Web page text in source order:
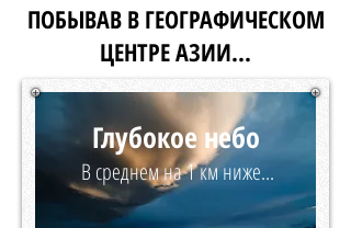
ПОБЫВАВ В ГЕОГРАФИЧЕСКОМ
ЦЕНТРЕ АЗИИ...
Глубокое небо
В среднем на 1 км ниже...